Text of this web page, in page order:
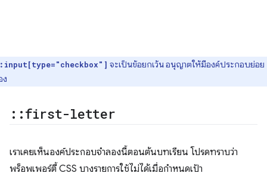
: input[type="checkbox"] จะเป็นข้อยกเว้น อนุญาตให้มีองค์ประกอบย่อย
ง
::first-letter
เราเคยเห็นองค์ประกอบจำลองนี้ตอนต้นบทเรียน โปรดทราบว่า
พร็อพเพอร์ตี้ CSS บางรายการใช้ไม่ได้เมื่อกําหนดเป้า